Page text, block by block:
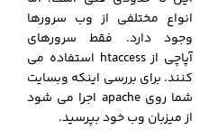
انواع مختلفی از وب سرورها
وجود دارد. فقط سرورهای
آپاچی از htaccess استفاده می
کنند. برای بررسی اینکه وبسایت
شما روی apache اجرا می شود
از میزبان وب خود بپرسید.